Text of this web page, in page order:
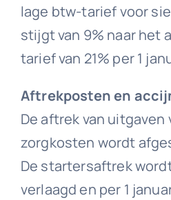
lage btw-tarief voor
stijgt van 9% naar het
tarief van 21% per 1
Aftrekposten en
De aftrek van
zorgkosten wordt
De startersaftrek
verlaagd en per 1